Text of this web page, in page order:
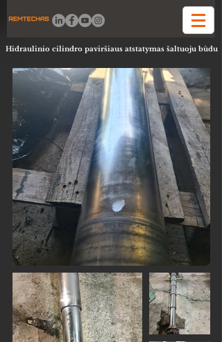
Hidraulinio cilindro paviršiaus atstatymas šaltuoju būdu